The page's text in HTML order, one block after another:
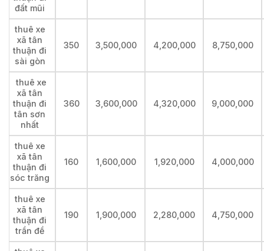
đất mũi
thuê xe
xã tân
thuận đi
sài gòn
350 3,500,000 4,200,000 8,750,000
thuê xe
xã tân
thuận đi
tân sơn
nhất
360 3,600,000 4,320,000 9,000,000
thuê xe
xã tân
thuận đi
sóc trăng
160 1,600,000 1,920,000 4,000,000
thuê xe
xã tân
thuận đi
trần đề
190 1,900,000 2,280,000 4,750,000